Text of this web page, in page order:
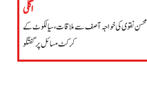
اگلی
محسن نقوی کی خواجہ آصف سے ملاقات، سیالکوٹ کے
کرکٹ مسائل پر گفتگو